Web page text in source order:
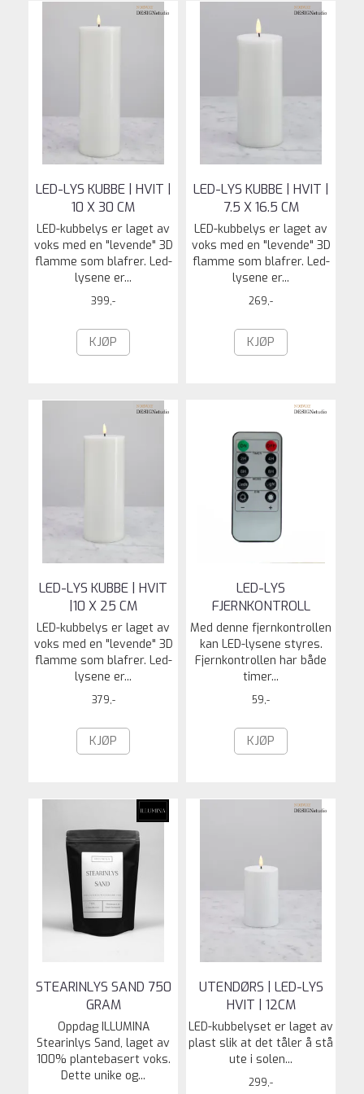
LED-LYS KUBBE | HVIT |
10 X 30 CM
LED-kubbelys er laget av
voks med en "levende" 3D
flamme som blafrer. Led-
lysene er...
399,-
KJØP
LED-LYS KUBBE | HVIT |
7.5 X 16.5 CM
LED-kubbelys er laget av
voks med en "levende" 3D
flamme som blafrer. Led-
lysene er...
269,-
KJØP
LED-LYS KUBBE | HVIT
|10 X 25 CM
LED-kubbelys er laget av
voks med en "levende" 3D
flamme som blafrer. Led-
lysene er...
379,-
KJØP
LED-LYS
FJERNKONTROLL
Med denne fjernkontrollen
kan LED-lysene styres.
Fjernkontrollen har både
timer...
59,-
KJØP
STEARINLYS SAND 750
GRAM
Oppdag ILLUMINA
Stearinlys Sand, laget av
100% plantebasert voks.
Dette unike og...
UTENDØRS | LED-LYS
HVIT | 12CM
LED-kubbelyset er laget av
plast slik at det tåler å stå
ute i solen...
299,-